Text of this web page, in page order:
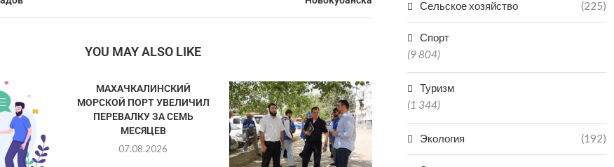
YOU MAY ALSO LIKE
МАХАЧКАЛИНСКИЙ
МОРСКОЙ ПОРТ УВЕЛИЧИЛ
ПЕРЕВАЛКУ ЗА СЕМЬ
МЕСЯЦЕВ
07.08.2026
Сельское хозяйство (225)
Спорт
(9 804)
Туризм
(1 344)
Экология (192)